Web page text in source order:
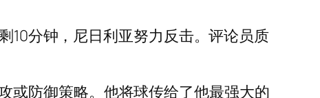
10分钟，尼日利亚努力反击。评论员质
或防御策略。他将球传给了他最强大的